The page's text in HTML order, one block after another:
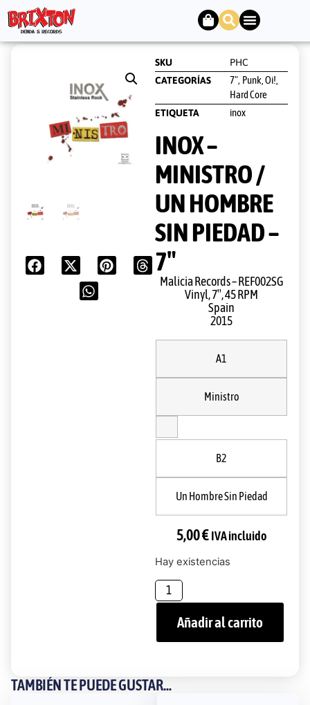
SKU
PHC
CATEGORÍAS
7", Punk, Oi!,
Hard Core
ETIQUETA inox
INOX –
MINISTRO /
UN HOMBRE
SIN PIEDAD –
7″
Malicia Records ‎– REF002SG
Vinyl, 7″, 45 RPM
Spain
2015
A1
Ministro
B2
Un Hombre Sin Piedad
5,00€IVA incluido
Hay existencias
Añadir al carrito
TAMBIÉN TE PUEDE GUSTAR...